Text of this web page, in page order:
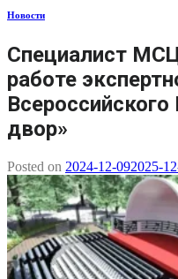
Новости
Специалист
работе
двор»
Posted on 2024-12-092025-